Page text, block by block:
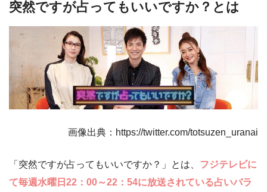
突然ですが占ってもいいですか？とは
画像出典：https://twitter.com/totsuzen_uranai
「突然ですが占ってもいいですか？」とは、 フジテレビに
て毎週水曜日22：00～22：54に放送されている占いバラ